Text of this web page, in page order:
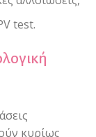
test.
κυρίως